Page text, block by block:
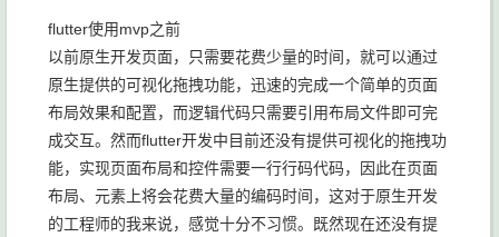
flutter使用mvp之前
以前原生开发页面，只需要花费少量的时间，就可以通过
原生提供的可视化拖拽功能，迅速的完成一个简单的页面
布局效果和配置，而逻辑代码只需要引用布局文件即可完
成交互。然而flutter开发中目前还没有提供可视化的拖拽功
能，实现页面布局和控件需要一行行码代码，因此在页面
布局、元素上将会花费大量的编码时间，这对于原生开发
的工程师的我来说，感觉十分不习惯。既然现在还没有提